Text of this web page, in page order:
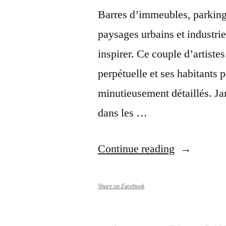
Barres d’immeubles,
paysages urbains et
inspirer. Ce couple
perpétuelle et ses habitants
minutieusement détaillés.
dans les …
Continue reading “Exposition
Share on Facebook